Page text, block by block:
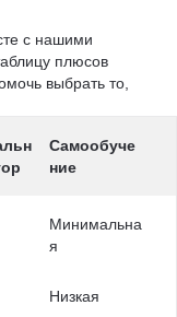
с нашими
плюсов
выбрать то,
Самообуче
ние
Минимальна
я
Низкая